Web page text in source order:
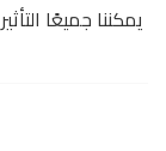
يمكننا جميعًا